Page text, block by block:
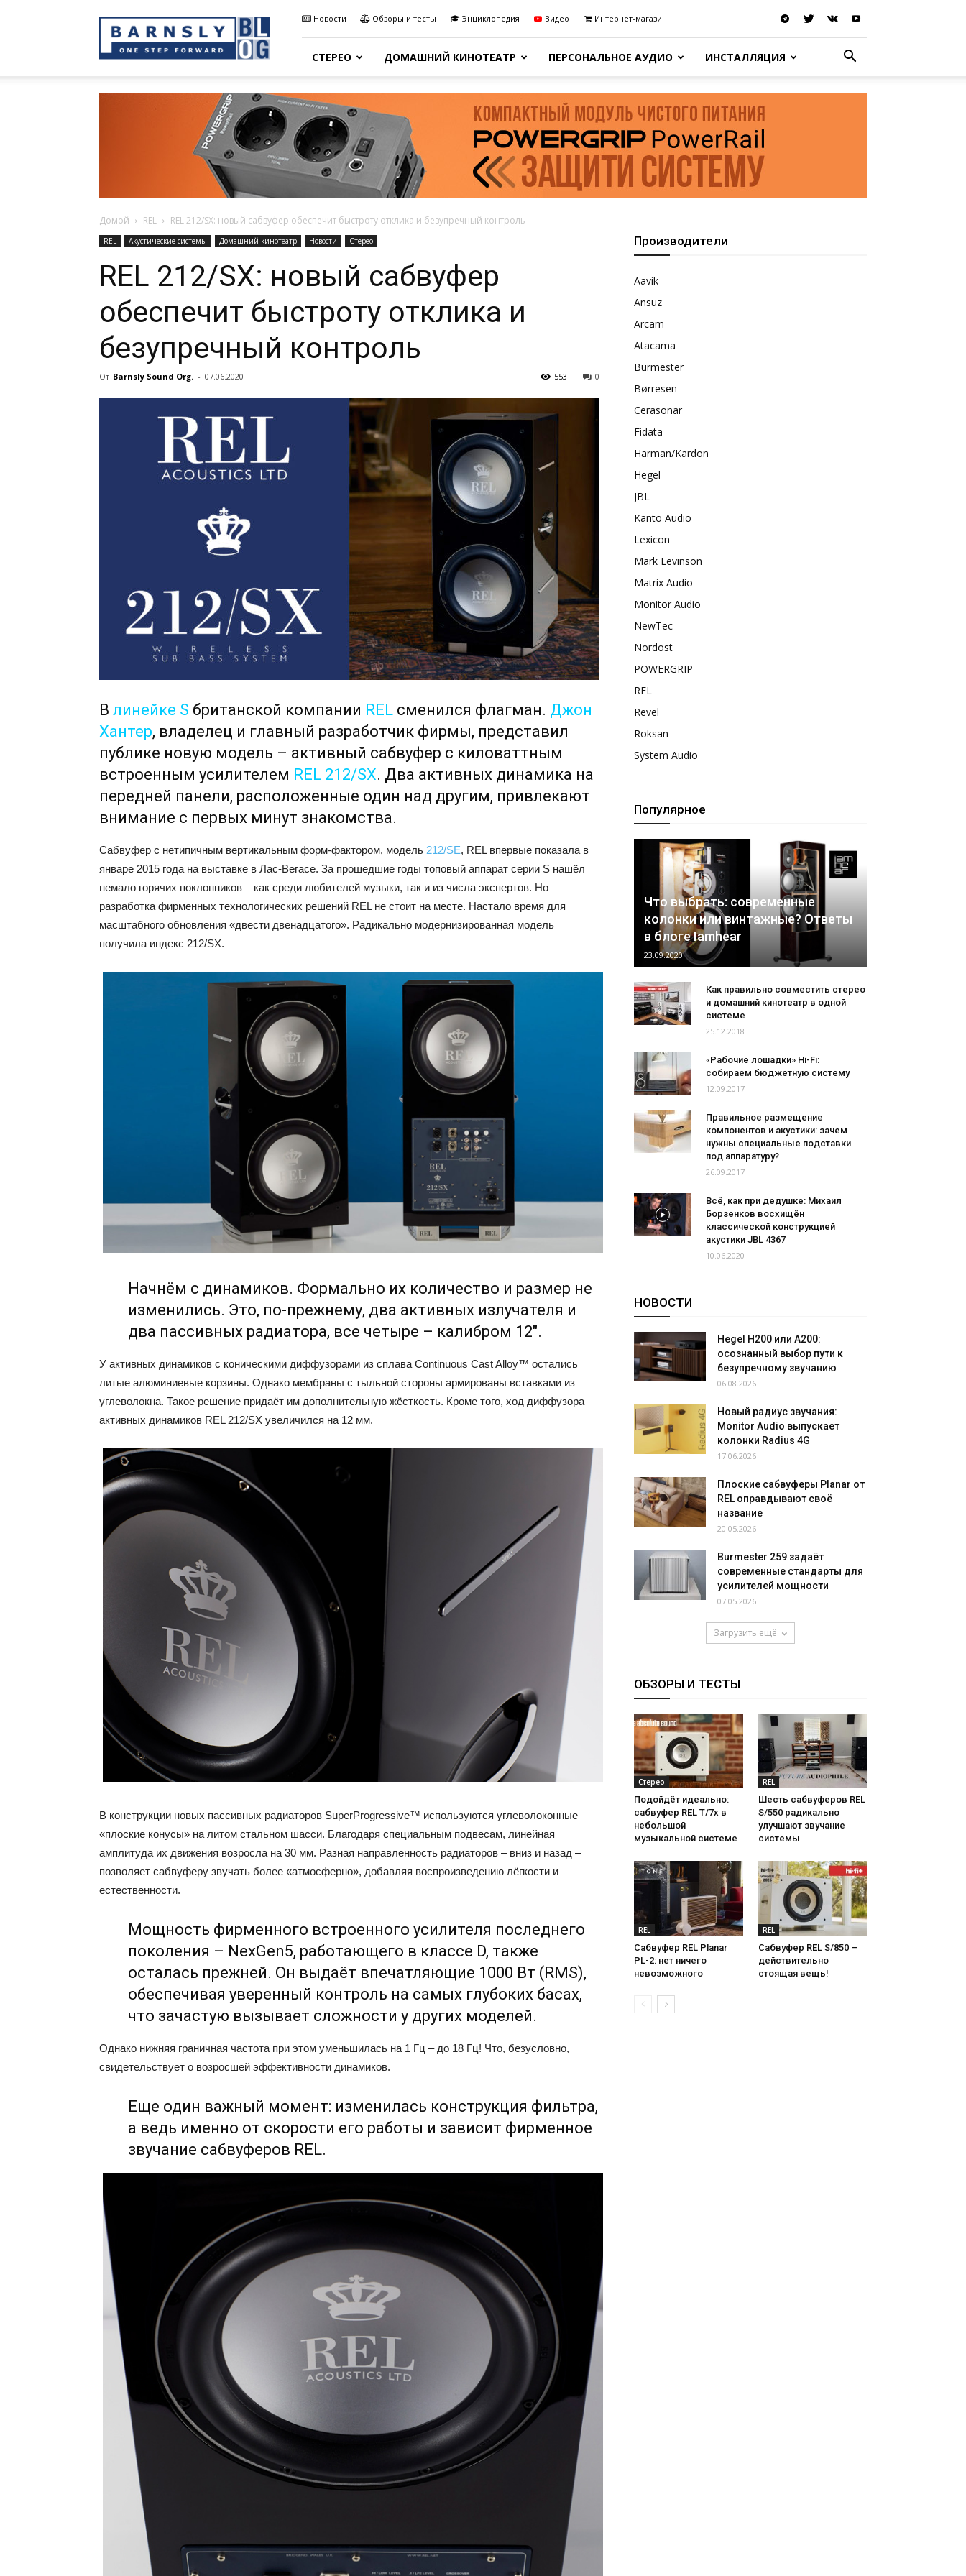
Sound
Blog
Новости Обзоры и тесты Энциклопедия Видео Интернет-магазин
СТЕРЕО ДОМАШНИЙ КИНОТЕАТР ПЕРСОНАЛЬНОЕ АУДИО ИНСТАЛЛЯЦИЯ
Домой REL REL 212/SX: новый сабвуфер обеспечит быстроту отклика и безупречный контроль
REL Акустические системы Домашний кинотеатр Новости Стерео
REL 212/SX: новый сабвуфер
обеспечит быстроту отклика и
безупречный контроль
От Barnsly Sound Org. - 07.06.2020 0
553
В линейке S британской компании REL сменился флагман. Джон
Хантер, владелец и главный разработчик фирмы, представил
публике новую модель – активный сабвуфер с киловаттным
встроенным усилителем REL 212/SX. Два активных динамика на
передней панели, расположенные один над другим, привлекают
внимание с первых минут знакомства.
Сабвуфер с нетипичным вертикальным форм-фактором, модель 212/SE, REL впервые показала в
январе 2015 года на выставке в Лас-Вегасе. За прошедшие годы топовый аппарат серии S нашёл
немало горячих поклонников – как среди любителей музыки, так и из числа экспертов. Но
разработка фирменных технологических решений REL не стоит на месте. Настало время для
масштабного обновления «двести двенадцатого». Радикально модернизированная модель
получила индекс 212/SX.
Начнём с динамиков. Формально их количество и размер не
изменились. Это, по-прежнему, два активных излучателя и
два пассивных радиатора, все четыре – калибром 12″.
У активных динамиков с коническими диффузорами из сплава Continuous Cast Alloy™ остались
литые алюминиевые корзины. Однако мембраны с тыльной стороны армированы вставками из
углеволокна. Такое решение придаёт им дополнительную жёсткость. Кроме того, ход диффузора
активных динамиков REL 212/SX увеличился на 12 мм.
В конструкции новых пассивных радиаторов SuperProgressive™ используются углеволоконные
«плоские конусы» на литом стальном шасси. Благодаря специальным подвесам, линейная
амплитуда их движения возросла на 30 мм. Разная направленность радиаторов – вниз и назад –
позволяет сабвуферу звучать более «атмосферно», добавляя воспроизведению лёгкости и
естественности.
Мощность фирменного встроенного усилителя последнего
поколения – NexGen5, работающего в классе D, также
осталась прежней. Он выдаёт впечатляющие 1000 Вт (RMS),
обеспечивая уверенный контроль на самых глубоких басах,
что зачастую вызывает сложности у других моделей.
Однако нижняя граничная частота при этом уменьшилась на 1 Гц – до 18 Гц! Что, безусловно,
свидетельствует о возросшей эффективности динамиков.
Еще один важный момент: изменилась конструкция фильтра,
а ведь именно от скорости его работы и зависит фирменное
звучание сабвуферов REL.
Производители
Aavik
Ansuz
Arcam
Atacama
Burmester
Børresen
Cerasonar
Fidata
Harman/Kardon
Hegel
JBL
Kanto Audio
Lexicon
Mark Levinson
Matrix Audio
Monitor Audio
NewTec
Nordost
POWERGRIP
REL
Revel
Roksan
System Audio
Популярное
Что выбрать: современные
колонки или винтажные? Ответы
в блоге Iamhear
23.09.2020
Как правильно совместить стерео
и домашний кинотеатр в одной
системе
25.12.2018
«Рабочие лошадки» Hi-Fi:
собираем бюджетную систему
12.09.2017
Правильное размещение
компонентов и акустики: зачем
нужны специальные подставки
под аппаратуру?
26.09.2017
Всё, как при дедушке: Михаил
Борзенков восхищён
классической конструкцией
акустики JBL 4367
10.06.2020
НОВОСТИ
Hegel H200 или A200:
осознанный выбор пути к
безупречному звучанию
06.08.2026
Новый радиус звучания:
Monitor Audio выпускает
колонки Radius 4G
17.06.2026
Плоские сабвуферы Planar от
REL оправдывают своё
название
20.05.2026
Burmester 259 задаёт
современные стандарты для
усилителей мощности
07.05.2026
Загрузить ещё
ОБЗОРЫ И ТЕСТЫ
Стерео
Подойдёт идеально:
сабвуфер REL T/7x в
небольшой
музыкальной системе
REL
Шесть сабвуферов REL
S/550 радикально
улучшают звучание
системы
REL
Сабвуфер REL Planar
PL-2: нет ничего
невозможного
REL
Сабвуфер REL S/850 –
действительно
стоящая вещь!